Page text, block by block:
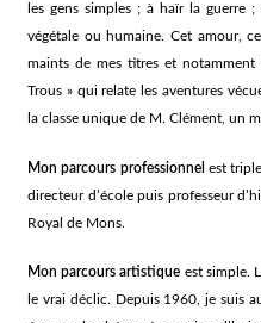
les gens simples ; à haïr la guerre
végétale ou humaine. Cet amour,
maints de mes titres et notamment
Trous » qui relate les aventures
la classe unique de M. Clément, un
Mon parcours professionnel est
directeur d’école puis professeur
Royal de Mons.
Mon parcours artistique est simple.
le vrai déclic. Depuis 1960, je suis